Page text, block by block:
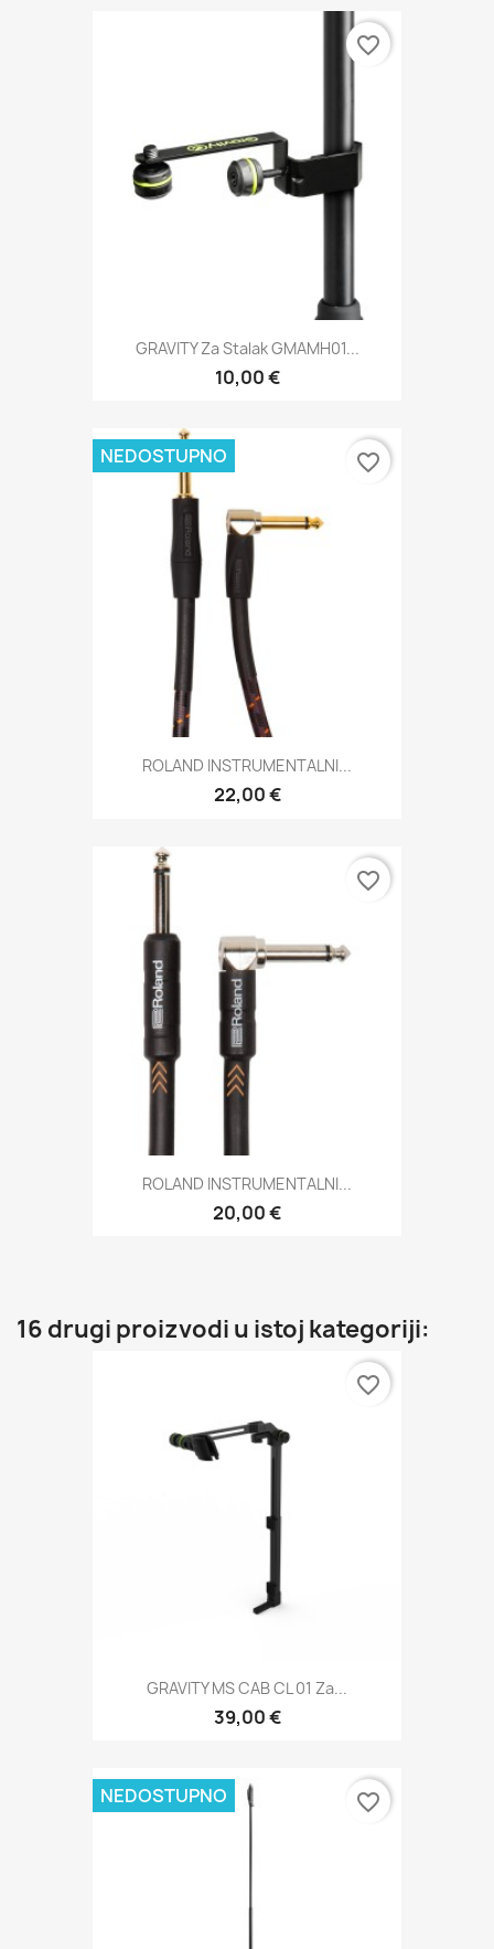
GRAVITY Za Stalak GMAMH01...
10,00 €
favorite_border
ROLAND INSTRUMENTALNI...
22,00 €
NEDOSTUPNO favorite_border
ROLAND INSTRUMENTALNI...
20,00 €
favorite_border
16 drugi proizvodi u istoj kategoriji:
GRAVITY MS CAB CL 01 Za...
39,00 €
favorite_border
NEDOSTUPNO favorite_border